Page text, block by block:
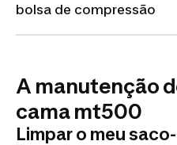
bolsa de compressão
A manutenção
cama mt500
Limpar o meu